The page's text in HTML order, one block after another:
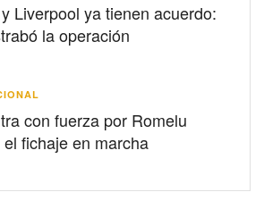
Liverpool ya tienen acuerdo:
la operación
con fuerza por Romelu
fichaje en marcha